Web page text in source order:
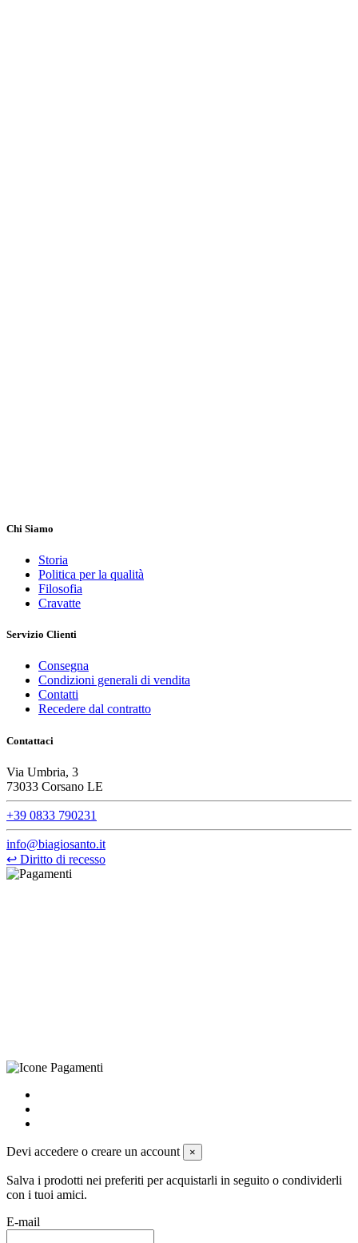
Chi Siamo
Storia
Politica per la qualità
Filosofia
Cravatte
Servizio Clienti
Consegna
Condizioni generali di vendita
Contatti
Recedere dal contratto
Contattaci
Via Umbria, 3
73033 Corsano LE
+39 0833 790231
info@biagiosanto.it
↩ Diritto di recesso
Devi accedere o creare un account ×
Salva i prodotti nei preferiti per acquistarli in seguito o condividerli
con i tuoi amici.
E-mail